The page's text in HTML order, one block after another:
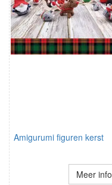
Amigurumi figuren kerst
Meer info